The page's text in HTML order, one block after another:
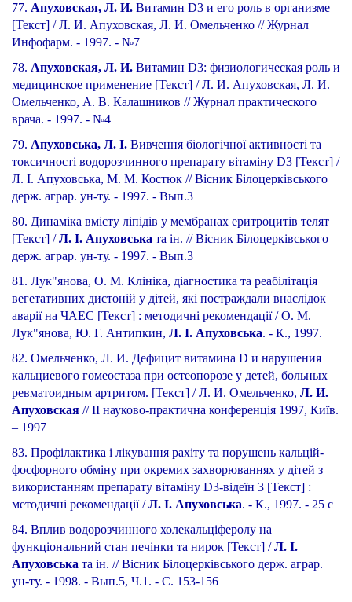
77. Апуховская, Л. И. Витамин D3 и его роль в организме
[Текст] / Л. И. Апуховская, Л. И. Омельченко // Журнал
Инфофарм. - 1997. - №7
78. Апуховская, Л. И. Витамин D3: физиологическая роль и
медицинское применение [Текст] / Л. И. Апуховская, Л. И.
Омельченко, А. В. Калашников // Журнал практического
врача. - 1997. - №4
79. Апуховська, Л. І. Вивчення біологічної активності та
токсичності водорозчинного препарату вітаміну D3 [Текст] /
Л. І. Апуховська, М. М. Костюк // Вісник Білоцерківського
держ. аграр. ун-ту. - 1997. - Вып.3
80. Динаміка вмісту ліпідів у мембранах еритроцитів телят
[Текст] /Л. І. Апуховська та ін. // Вісник Білоцерківського
держ. аграр. ун-ту. - 1997. - Вып.3
81. Лук"янова, О. М. Клініка, діагностика та реабілітація
вегетативних дистоній у дітей, які постраждали внаслідок
аварії на ЧАЕС [Текст] : методичні рекомендації / О. М.
Лук"янова, Ю. Г. Антипкин, Л. І. Апуховська. - К., 1997.
82. Омельченко, Л. И. Дефицит витамина D и нарушения
кальциевого гомеостаза при остеопорозе у детей, больных
ревматоидным артритом. [Текст] / Л. И. Омельченко, Л. И.
Апуховская // ІІ науково-практична конференція 1997, Київ.
– 1997
83. Профілактика і лікування рахіту та порушень кальцій-
фосфорного обміну при окремих захворюваннях у дітей з
використанням препарату вітаміну D3-відеїн 3 [Текст] :
методичні рекомендації /Л. І. Апуховська. - К., 1997. - 25 с
84. Вплив водорозчинного холекальціферолу на
функціональний стан печінки та нирок [Текст] /Л. І.
Апуховська та ін. // Вісник Білоцерківського держ. аграр.
ун-ту. - 1998. - Вып.5, Ч.1. - С. 153-156